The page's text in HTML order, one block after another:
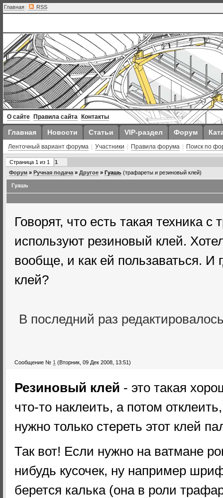
Главная | RSS
О сайте Правила сайта Контакты
Главная Новости Статьи VIP-раздел Форум
Ленточный вариант форума Участники Правила форума Поиск по
Страница 1 из 1
1
Форум » Ручная подача » Другое » Гуашь (трафареты и резиновый клей)
Гуашь
Говорят, что есть такая техника с
используют резиновый клей.
вообще, и как ей пользаваться. И
клей?
В последний раз
Сообщение № 1 (Вторник, 09 Дек 2008, 13:51)
Резиновый клей - это такая
что-то наклеить, а потом
нужно только стереть этот клей
Так вот! Если нужно на ватмане
нибудь кусочек, ну например
берется калька (она в роли